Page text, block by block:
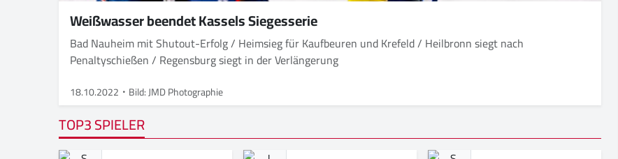
Weißwasser beendet Kassels Siegesserie
Bad Nauheim mit Shutout-Erfolg / Heimsieg für Kaufbeuren und Krefeld / Heilbronn siegt nach
Penaltyschießen / Regensburg siegt in der Verlängerung
18.10.2022 Bild: JMD Photographie
TOP3 SPIELER